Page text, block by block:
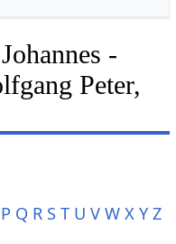
-
Peter,
P Q R S T U V W X Y Z